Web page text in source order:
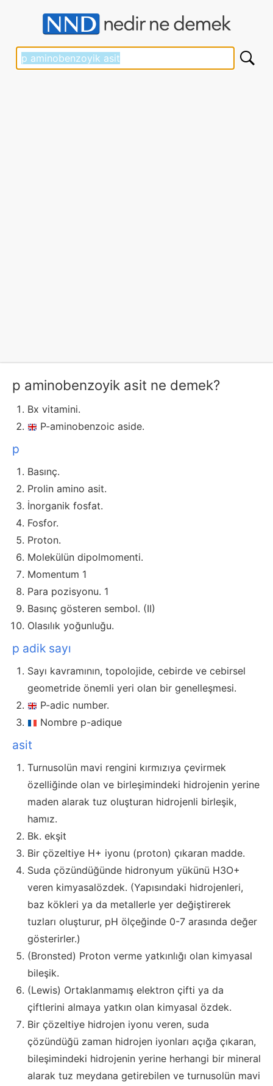
p aminobenzoyik asit ne demek?
Bx vitamini.
P-aminobenzoic aside.
p
Basınç.
Prolin amino asit.
İnorganik fosfat.
Fosfor.
Proton.
Molekülün dipolmomenti.
Momentum 1
Para pozisyonu. 1
Basınç gösteren sembol. (II)
Olasılık yoğunluğu.
p adik sayı
Sayı kavramının, topolojide, cebirde ve cebirsel
geometride önemli yeri olan bir genelleşmesi.
P-adic number.
Nombre p-adique
asit
Turnusolün mavi rengini kırmızıya çevirmek
özelliğinde olan ve birleşimindeki hidrojenin yerine
maden alarak tuz oluşturan hidrojenli birleşik,
hamız.
Bk. ekşit
Bir çözeltiye H+ iyonu (proton) çıkaran madde.
Suda çözündüğünde hidronyum yükünü H3O+
veren kimyasalözdek. (Yapısındaki hidrojenleri,
baz kökleri ya da metallerle yer değiştirerek
tuzları oluşturur, pH ölçeğinde 0-7 arasında değer
gösterirler.)
(Bronsted) Proton verme yatkınlığı olan kimyasal
bileşik.
(Lewis) Ortaklanmamış elektron çifti ya da
çiftlerini almaya yatkın olan kimyasal özdek.
Bir çözeltiye hidrojen iyonu veren, suda
çözündüğü zaman hidrojen iyonları açığa çıkaran,
bileşimindeki hidrojenin yerine herhangi bir mineral
alarak tuz meydana getirebilen ve turnusolün mavi